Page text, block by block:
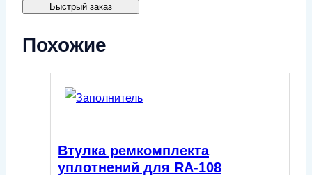
45
(
Быстрый заказ
Похожие
Втулка ремкомплекта
уплотнений для RA-108